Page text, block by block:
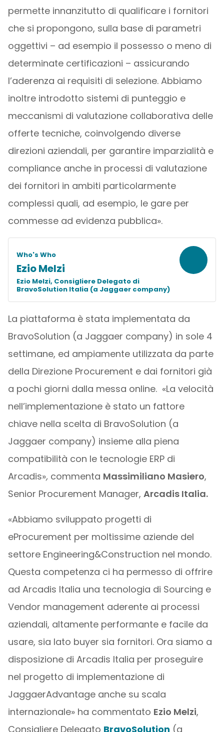
permette innanzitutto di qualificare i fornitori
che si propongono, sulla base di parametri
oggettivi – ad esempio il possesso o meno di
determinate certificazioni – assicurando
l’aderenza ai requisiti di selezione. Abbiamo
inoltre introdotto sistemi di punteggio e
meccanismi di valutazione collaborativa delle
offerte tecniche, coinvolgendo diverse
direzioni aziendali, per garantire imparzialità e
compliance anche in processi di valutazione
dei fornitori in ambiti particolarmente
complessi quali, ad esempio, le gare per
commesse ad evidenza pubblica».
Who's Who
Ezio Melzi
Ezio Melzi, Consigliere Delegato di
BravoSolution Italia (a Jaggaer company)
La piattaforma è stata implementata da
BravoSolution (a Jaggaer company) in sole 4
settimane, ed ampiamente utilizzata da parte
della Direzione Procurement e dai fornitori già
a pochi giorni dalla messa online. «La velocità
nell’implementazione è stato un fattore
chiave nella scelta di BravoSolution (a
Jaggaer company) insieme alla piena
compatibilità con le tecnologie ERP di
Arcadis», commenta Massimiliano Masiero,
Senior Procurement Manager, Arcadis Italia.
«Abbiamo sviluppato progetti di
eProcurement per moltissime aziende del
settore Engineering&Construction nel mondo.
Questa competenza ci ha permesso di offrire
ad Arcadis Italia una tecnologia di Sourcing e
Vendor management aderente ai processi
aziendali, altamente performante e facile da
usare, sia lato buyer sia fornitori. Ora siamo a
disposizione di Arcadis Italia per proseguire
nel progetto di implementazione di
JaggaerAdvantage anche su scala
internazionale» ha commentato Ezio Melzi,
Consigliere Delegato BravoSolution (a